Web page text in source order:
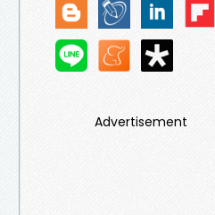
Advertisement